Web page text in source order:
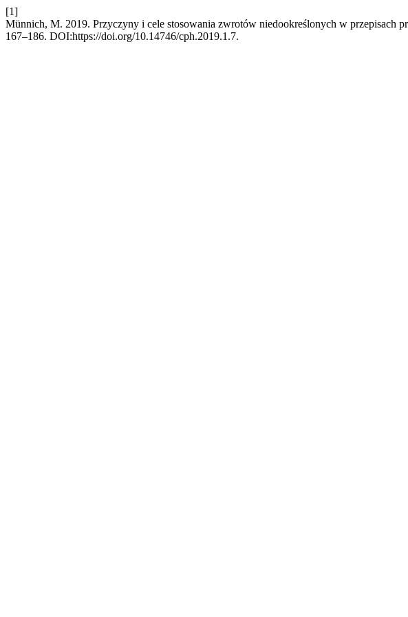
[1]
Münnich, M. 2019. Przyczyny i cele stosowania zwrotów niedookreślonych w przepisach
167–186. DOI:https://doi.org/10.14746/cph.2019.1.7.